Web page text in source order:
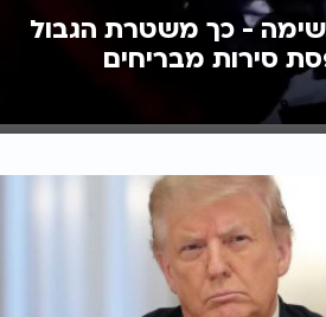
- כך משטרת הגבול
סירות מבריחים